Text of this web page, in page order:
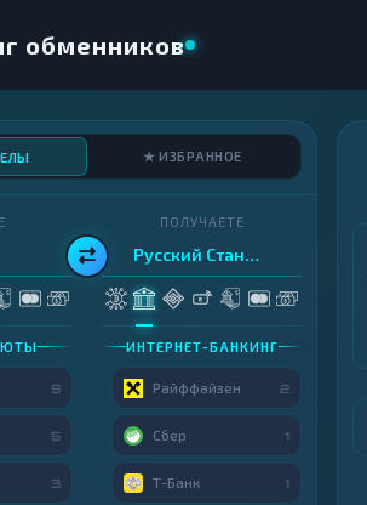
обменников
★ ИЗБРАННОЕ
9
5
3
ПОЛУЧАЕТЕ
Русский Стандарт
ИНТЕРНЕТ-БАНКИНГ
Райффайзен 2
Сбер 1
Т-Банк 1